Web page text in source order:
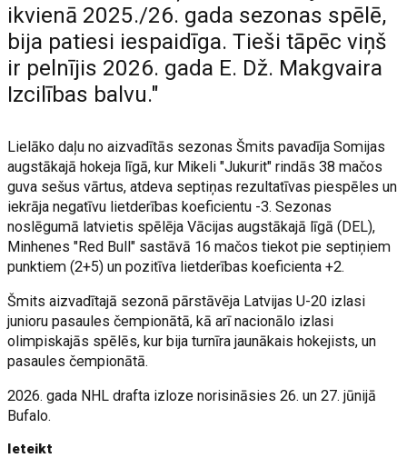
ikvienā 2025./26. gada sezonas spēlē,
bija patiesi iespaidīga. Tieši tāpēc viņš
ir pelnījis 2026. gada E. Dž. Makgvaira
Izcilības balvu."
Lielāko daļu no aizvadītās sezonas Šmits pavadīja Somijas
augstākajā hokeja līgā, kur Mikeli "Jukurit" rindās 38 mačos
guva sešus vārtus, atdeva septiņas rezultatīvas piespēles un
iekrāja negatīvu lietderības koeficientu -3. Sezonas
noslēgumā latvietis spēlēja Vācijas augstākajā līgā (DEL),
Minhenes "Red Bull" sastāvā 16 mačos tiekot pie septiņiem
punktiem (2+5) un pozitīva lietderības koeficienta +2.
Šmits aizvadītajā sezonā pārstāvēja Latvijas U-20 izlasi
junioru pasaules čempionātā, kā arī nacionālo izlasi
olimpiskajās spēlēs, kur bija turnīra jaunākais hokejists, un
pasaules čempionātā.
2026. gada NHL drafta izloze norisināsies 26. un 27. jūnijā
Bufalo.
Ieteikt